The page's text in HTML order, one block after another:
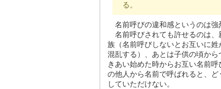
る。
名前呼びの違和感というのは強
名前呼びされても許せるのは、
族（名前呼びしないとお互いに
混乱する）、あとは子供の頃か
きあい始めた時からお互い名前
の他人から名前で呼ばれると、
していただけない。